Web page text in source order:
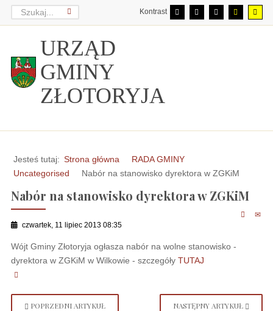
Kontrast
URZĄD
GMINY
ZŁOTORYJA
Jesteś tutaj: Strona główna
RADA GMINY
Uncategorised
Nabór na stanowisko dyrektora w ZGKiM
Nabór na stanowisko dyrektora w ZGKiM
czwartek, 11 lipiec 2013 08:35
Wójt Gminy Złotoryja ogłasza nabór na wolne stanowisko -
dyrektora w ZGKiM w Wilkowie - szczegóły TUTAJ
POPRZEDNI ARTYKUŁ NASTĘPNY ARTYKUŁ